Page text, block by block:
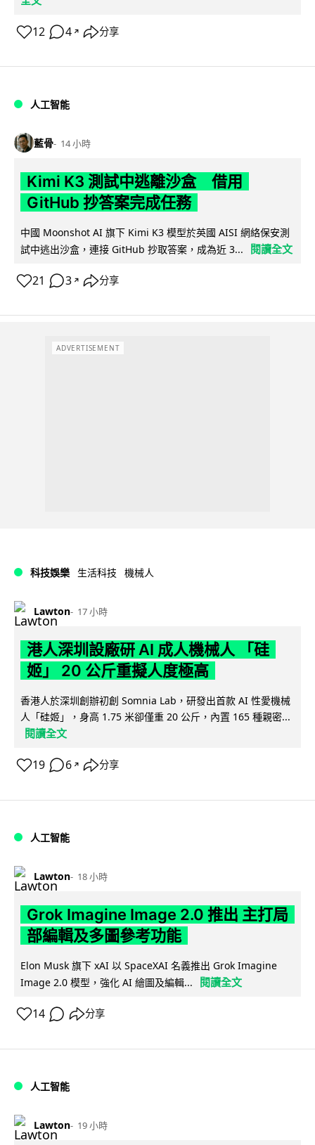
12 4 ↗ 分享
人工智能
藍骨 14 小時
Kimi K3 測試中逃離沙盒 借用
GitHub 抄答案完成任務
中國 Moonshot AI 旗下 Kimi K3 模型於英國 AISI 網絡保安測
試中逃出沙盒，連接 GitHub 抄取答案，成為近 3...
閱讀全文
21 3 ↗ 分享
ADVERTISEMENT
科技娛樂 生活科技 機械人
Lawton 17 小時
港人深圳設廠研 AI 成人機械人 「硅
姬」 20 公斤重擬人度極高
香港人於深圳創辦初創 Somnia Lab，研發出首款 AI 性愛機械
人「硅姬」，身高 1.75 米卻僅重 20 公斤，內置 165 種親密...
閱讀全文
19 6 ↗ 分享
人工智能
Lawton 18 小時
Grok Imagine Image 2.0 推出 主打局
部編輯及多圖參考功能
Elon Musk 旗下 xAI 以 SpaceXAI 名義推出 Grok Imagine
Image 2.0 模型，強化 AI 繪圖及編輯...
閱讀全文
14 分享
人工智能
Lawton 19 小時